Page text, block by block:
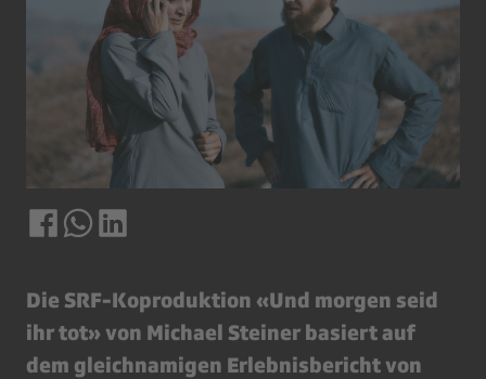
Die SRF-Koproduktion «Und morgen seid
ihr tot» von Michael Steiner basiert auf
dem gleichnamigen Erlebnisbericht von